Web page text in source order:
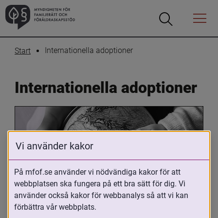
Öppna
Öppna
Menyn
Start Internationella adoptioner
Internationella adoptioner
Oavsett om du är adopterad,
adoptivförälder eller arbetar med
Vi använder kakor
På mfof.se använder vi nödvändiga kakor för att
webbplatsen ska fungera på ett bra sätt för dig. Vi
använder också kakor för webbanalys så att vi kan
förbättra vår webbplats.